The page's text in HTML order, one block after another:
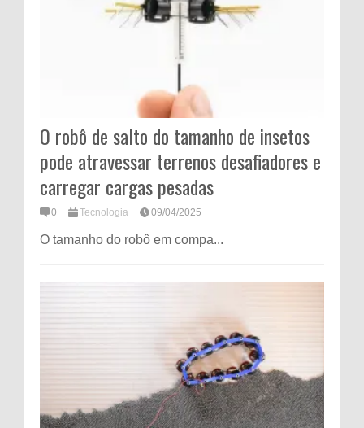
O robô de salto do tamanho de insetos
pode atravessar terrenos desafiadores e
carregar cargas pesadas
0 Tecnologia 09/04/2025
O tamanho do robô em compa...